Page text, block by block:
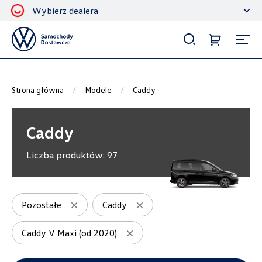
Wybierz dealera
Strona główna Modele Caddy
Caddy
Liczba produktów: 97
Pozostałe Caddy
Caddy V Maxi (od 2020)
Filtrowanie i sortowanie
Sortuj
Pokaż na stronie
Kategorie
Bagażniki dachowe